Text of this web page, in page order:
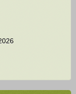
Année
Mois